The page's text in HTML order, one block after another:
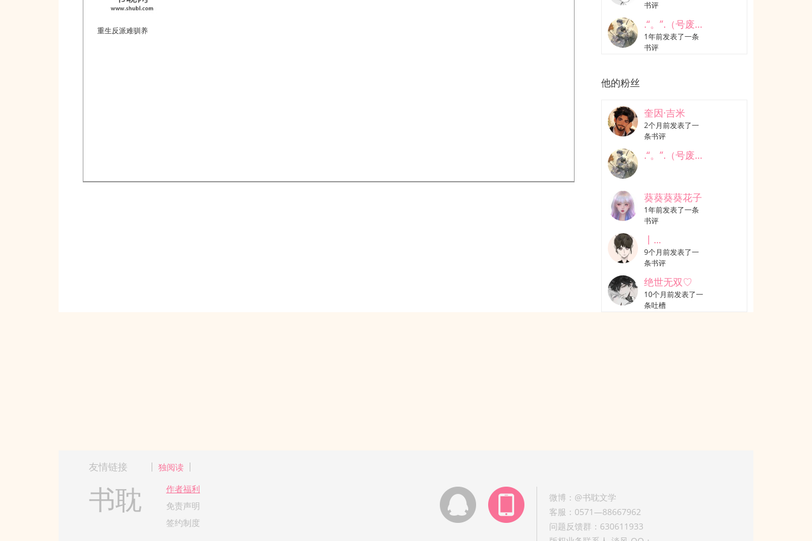
重生反派难驯养
书评
.“。”.（号废致歉
1年前发表了一条
书评
他的粉丝
奎因·吉米
2个月前发表了一
条书评
.“。”.（号废致歉
葵葵葵葵花子
1年前发表了一条
书评
丨...
9个月前发表了一
条书评
绝世无双♡
10个月前发表了一
条吐槽
友情链接 独阅读
书耽
作者福利
免责声明
签约制度
微博：@书耽文学
客服：0571—88667962
问题反馈群：630611933